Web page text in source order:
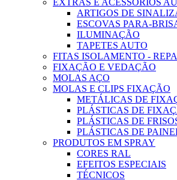
EXTRAS E ACESSÓRIOS
ARTIGOS DE
ESCOVAS PARA-
ILUMINAÇÃO
TAPETES AUTO
FITAS ISOLAMENTO -
FIXAÇÃO E VEDAÇÃO
MOLAS AÇO
MOLAS E CLIPS FIXAÇÃO
METÁLICAS DE
PLÁSTICAS DE
PLÁSTICAS DE
PLÁSTICAS DE
PRODUTOS EM SPRAY
CORES RAL
EFEITOS ESPECIAIS
TÉCNICOS